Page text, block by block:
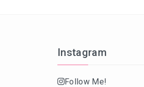
Instagram
Follow Me!